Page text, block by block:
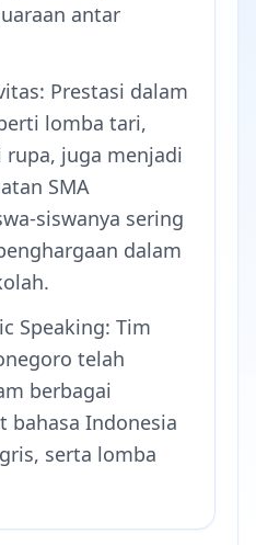
antar
Prestasi dalam
lomba tari,
rupa, juga menjadi
SMA
siswanya sering
dalam
Speaking: Tim
telah
berbagai
bahasa Indonesia
serta lomba